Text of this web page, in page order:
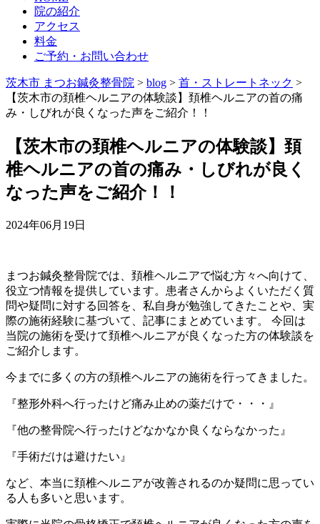
院の紹介
アクセス
料金
ご予約・お問い合わせ
茨木市 まつお鍼灸整骨院 > blog > 首・ストレートネック >
【茨木市の頚椎ヘルニアの体験談】頚椎ヘルニアの首の痛
み・しびれが良くなった声をご紹介！！
【茨木市の頚椎ヘルニアの体験談】頚
椎ヘルニアの首の痛み・しびれが良く
なった声をご紹介！！
2024年06月19日
まつお鍼灸整骨院では、頚椎ヘルニアで悩む方々へ向けて、
役立つ情報を提供しています。患者さんからよくいただく質
問や疑問に対する回答を、私自身が勉強してきたことや、実
際の施術経験に基づいて、記事にまとめています。 今回は
当院の施術を受けて頚椎ヘルニアが良くなった方の体験談を
ご紹介します。
今までに多くの方の頚椎ヘルニアの施術を行ってきました。
『整形外科へ行ったけど痛み止めの薬だけで・・・』
『他の整骨院へ行ったけどなかなか良くならなかった』
『手術だけは避けたい』
など、本当に頚椎ヘルニアが改善されるのか疑問に思ってい
る人も多いと思います。